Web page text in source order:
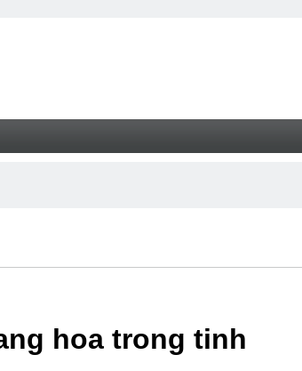
hoa trong tinh